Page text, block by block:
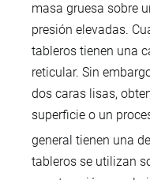
masa gruesa sobre
presión elevadas.
tableros tienen una
reticular. Sin
dos caras lisas,
superficie o un
general tienen una
tableros se utilizan